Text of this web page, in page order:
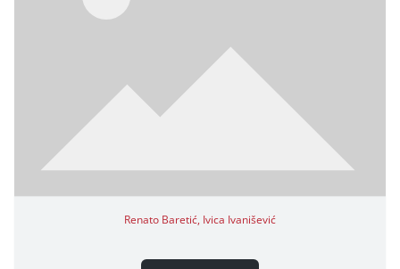
Renato Baretić, Ivica Ivanišević